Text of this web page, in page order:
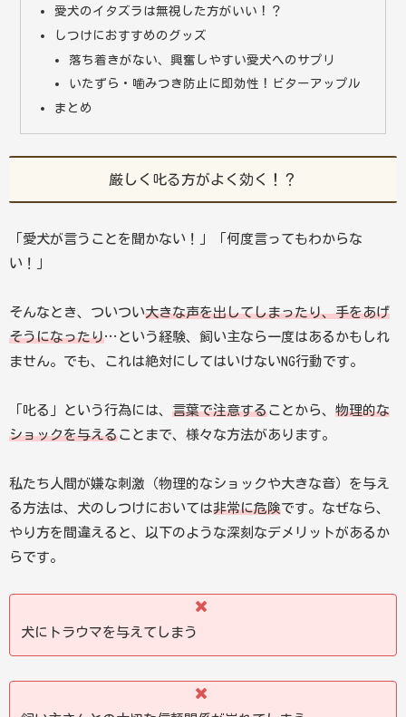
愛犬のイタズラは無視した方がいい！？
しつけにおすすめのグッズ
落ち着きがない、興奮しやすい愛犬へのサプリ
いたずら・噛みつき防止に即効性！ビターアップル
まとめ
厳しく叱る方がよく効く！？
「愛犬が言うことを聞かない！」「何度言ってもわからな
い！」
そんなとき、ついつい大きな声を出してしまったり、手をあげ
そうになったり…という経験、飼い主なら一度はあるかもしれ
ません。でも、これは絶対にしてはいけないNG行動です。
「叱る」という行為には、 言葉で注意することから、 物理的な
ショックを与えることまで、様々な方法があります。
私たち人間が嫌な刺激（物理的なショックや大きな音）を与え
る方法は、犬のしつけにおいては非常に危険です。なぜなら、
やり方を間違えると、以下のような深刻なデメリットがあるか
らです。
犬にトラウマを与えてしまう